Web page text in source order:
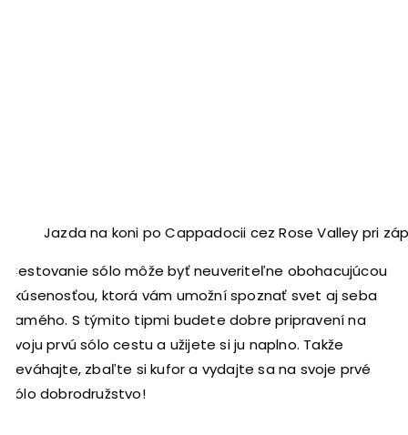
Jazda na koni po Cappadocii cez Rose Valley pri
Cestovanie sólo môže byť neuveriteľne obohacujúcou
skúsenosťou, ktorá vám umožní spoznať svet aj seba
samého. S týmito tipmi budete dobre pripravení na
svoju prvú sólo cestu a užijete si ju naplno. Takže
neváhajte, zbaľte si kufor a vydajte sa na svoje prvé
sólo dobrodružstvo!